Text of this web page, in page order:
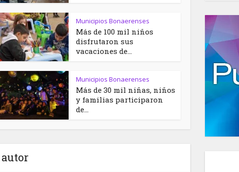
Municipios Bonaerenses
Más de 100 mil niños
disfrutaron sus
vacaciones de...
Municipios Bonaerenses
Más de 30 mil niñas, niños
y familias participaron
de...
autor